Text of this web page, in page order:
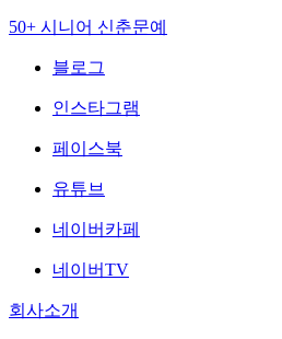
50+ 시니어 신춘문예
블로그
인스타그램
페이스북
유튜브
네이버카페
네이버TV
회사소개